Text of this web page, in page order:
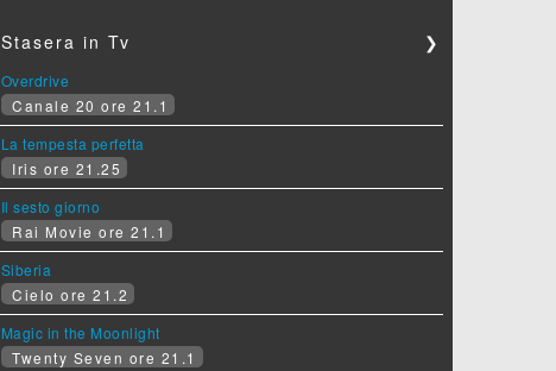
Stasera in Tv ❯
Overdrive
Canale 20 ore 21.1
La tempesta perfetta
Iris ore 21.25
Il sesto giorno
Rai Movie ore 21.1
Siberia
Cielo ore 21.2
Magic in the Moonlight
Twenty Seven ore 21.1